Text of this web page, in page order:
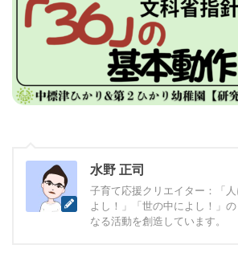
水野 正司
子育て応援クリエイター：「
よし！」「世の中によし！」
なる活動を創造しています。